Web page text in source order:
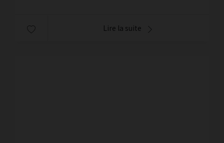
Lire la suite